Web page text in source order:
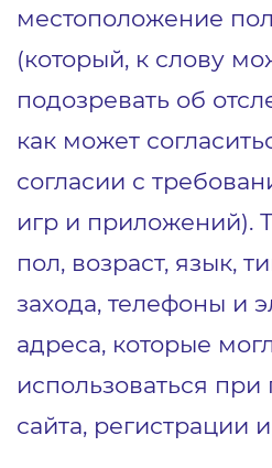
местоположение
(который, к слову
подозревать об
как может
согласии с
игр и приложений).
пол, возраст, язык,
захода, телефоны и
адреса, которые
использоваться
сайта, регистрации